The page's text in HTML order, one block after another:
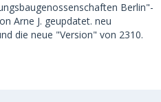
Berlin"-
Arne J. geupdatet. neu
die neue "Version" von 2310.